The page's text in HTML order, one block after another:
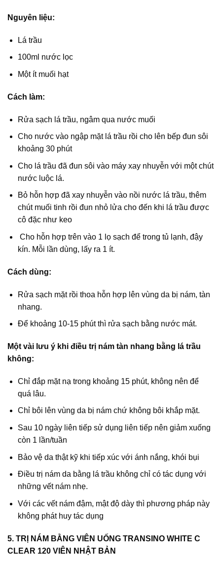
Nguyên liệu:
Lá trầu
100ml nước lọc
Một ít muối hạt
Cách làm:
Rửa sạch lá trầu, ngâm qua nước muối
Cho nước vào ngập mặt lá trầu rồi cho lên bếp đun sôi
khoảng 30 phút
Cho lá trầu đã đun sôi vào máy xay nhuyễn với một chút
nước luộc lá.
Bỏ hỗn hợp đã xay nhuyễn vào nồi nước lá trầu, thêm
chút muối tinh rồi đun nhỏ lửa cho đến khi lá trầu được
cô đặc như keo
Cho hỗn hợp trên vào 1 lọ sạch để trong tủ lạnh, đậy
kín. Mỗi lần dùng, lấy ra 1 ít.
Cách dùng:
Rửa sạch mặt rồi thoa hỗn hợp lên vùng da bị nám, tàn
nhang.
Để khoảng 10-15 phút thì rửa sạch bằng nước mát.
Một vài lưu ý khi điều trị nám tàn nhang bằng lá trầu
không:
Chỉ đắp mặt nạ trong khoảng 15 phút, không nên để
quá lâu.
Chỉ bôi lên vùng da bị nám chứ không bôi khắp mặt.
Sau 10 ngày liên tiếp sử dụng liên tiếp nên giảm xuống
còn 1 lần/tuần
Bảo vệ da thật kỹ khi tiếp xúc với ánh nắng, khói bụi
Điều trị nám da bằng lá trầu không chỉ có tác dụng với
những vết nám nhẹ.
Với các vết nám đậm, mật độ dày thì phương pháp này
không phát huy tác dụng
5. TRỊ NÁM BẰNG VIÊN UỐNG TRANSINO WHITE C
CLEAR 120 VIÊN NHẬT BẢN